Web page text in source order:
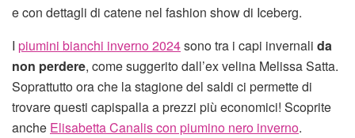
e con dettagli di catene nel fashion show di Iceberg.
I piumini bianchi inverno 2024sono tra i capi invernali da
non perdere, come suggerito dall’ex velina Melissa Satta.
Soprattutto ora che la stagione del saldi ci permette di
trovare questi capispalla a prezzi più economici! Scoprite
anche Elisabetta Canalis con piumino nero inverno.